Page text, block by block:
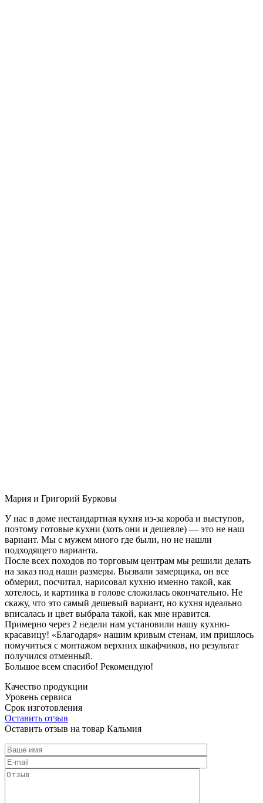
Мария и Григорий Бурковы
У нас в доме нестандартная кухня из-за короба и выступов,
поэтому готовые кухни (хоть они и дешевле) — это не наш
вариант. Мы с мужем много где были, но не нашли
подходящего варианта.
После всех походов по торговым центрам мы решили делать
на заказ под наши размеры. Вызвали замерщика, он все
обмерил, посчитал, нарисовал кухню именно такой, как
хотелось, и картинка в голове сложилась окончательно. Не
скажу, что это самый дешевый вариант, но кухня идеально
вписалась и цвет выбрала такой, как мне нравится.
Примерно через 2 недели нам установили нашу кухню-
красавицу! «Благодаря» нашим кривым стенам, им пришлось
помучиться с монтажом верхних шкафчиков, но результат
получился отменный.
Большое всем спасибо! Рекомендую!
Качество продукции
Уровень сервиса
Срок изготовления
Оставить отзыв
Оставить отзыв на товар Кальмия